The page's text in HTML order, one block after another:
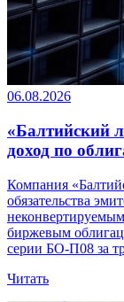
06.08.2026
«Балтийский
доход по
Компания
обязательства
биржевым
серии БО-П08 за
Читать